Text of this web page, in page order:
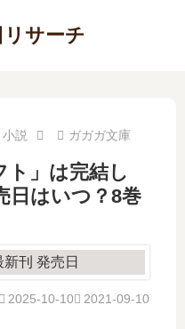
サーチ
説 ガガガ文庫
ト」は完結し
日はいつ？8巻
2021-09-10
2025-10-10